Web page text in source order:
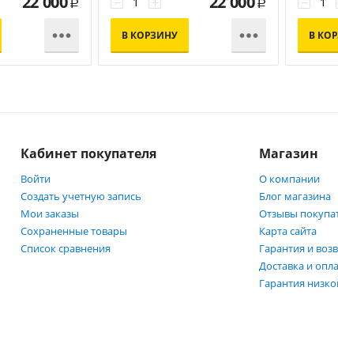
Р

Р
В КОРЗИНУ  В
Кабинет покупателя
Войти
Создать учетную запись
Мои заказы
Сохраненные товары
Список сравнения
Магазин
О компании
Блог магазина
Отзывы
Карта сайта
Гарантия и
Доставка и
Гарантия